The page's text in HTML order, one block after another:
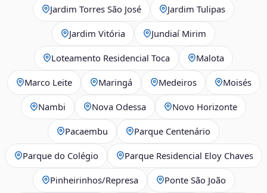
Jardim Torres São José Jardim Tulipas
Jardim Vitória Jundiaí Mirim
Loteamento Residencial Toca Malota
Marco Leite Maringá Medeiros Moisés
Nambi Nova Odessa Novo Horizonte
Pacaembu Parque Centenário
Parque do Colégio Parque Residencial Eloy Chaves
Pinheirinhos/Represa Ponte São João